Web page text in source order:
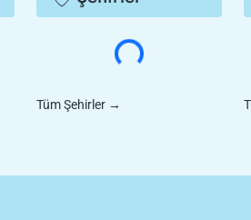
Tüm Şehirler →